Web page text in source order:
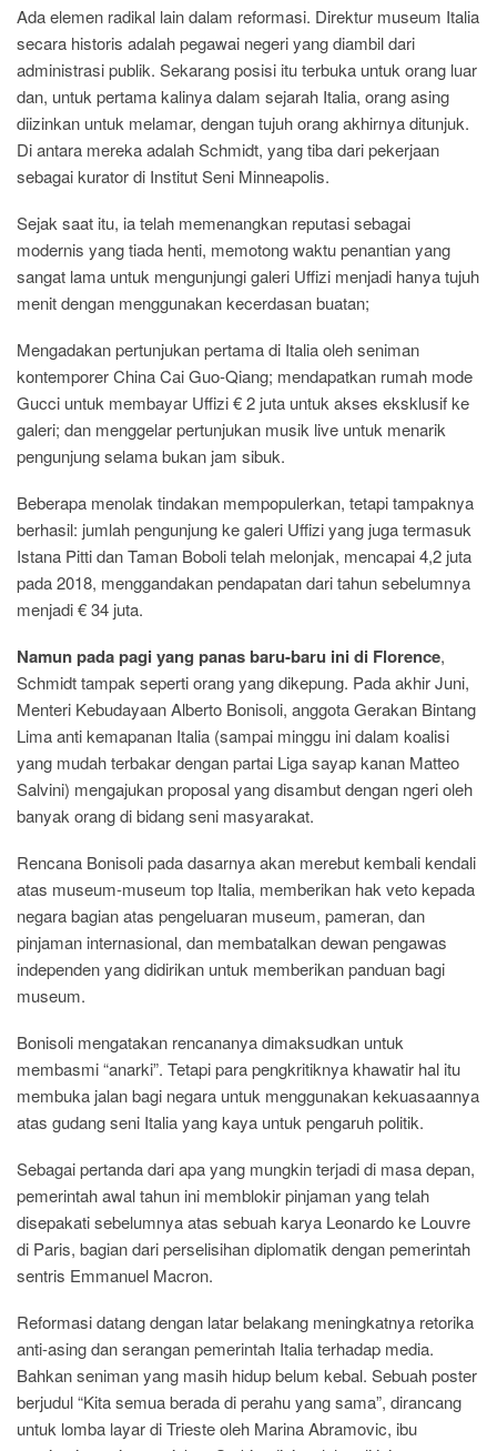
Ada elemen radikal lain dalam reformasi. Direktur museum Italia
secara historis adalah pegawai negeri yang diambil dari
administrasi publik. Sekarang posisi itu terbuka untuk orang luar
dan, untuk pertama kalinya dalam sejarah Italia, orang asing
diizinkan untuk melamar, dengan tujuh orang akhirnya ditunjuk.
Di antara mereka adalah Schmidt, yang tiba dari pekerjaan
sebagai kurator di Institut Seni Minneapolis.
Sejak saat itu, ia telah memenangkan reputasi sebagai
modernis yang tiada henti, memotong waktu penantian yang
sangat lama untuk mengunjungi galeri Uffizi menjadi hanya tujuh
menit dengan menggunakan kecerdasan buatan;
Mengadakan pertunjukan pertama di Italia oleh seniman
kontemporer China Cai Guo-Qiang; mendapatkan rumah mode
Gucci untuk membayar Uffizi € 2 juta untuk akses eksklusif ke
galeri; dan menggelar pertunjukan musik live untuk menarik
pengunjung selama bukan jam sibuk.
Beberapa menolak tindakan mempopulerkan, tetapi tampaknya
berhasil: jumlah pengunjung ke galeri Uffizi yang juga termasuk
Istana Pitti dan Taman Boboli telah melonjak, mencapai 4,2 juta
pada 2018, menggandakan pendapatan dari tahun sebelumnya
menjadi € 34 juta.
Namun pada pagi yang panas baru-baru ini di Florence,
Schmidt tampak seperti orang yang dikepung. Pada akhir Juni,
Menteri Kebudayaan Alberto Bonisoli, anggota Gerakan Bintang
Lima anti kemapanan Italia (sampai minggu ini dalam koalisi
yang mudah terbakar dengan partai Liga sayap kanan Matteo
Salvini) mengajukan proposal yang disambut dengan ngeri oleh
banyak orang di bidang seni masyarakat.
Rencana Bonisoli pada dasarnya akan merebut kembali kendali
atas museum-museum top Italia, memberikan hak veto kepada
negara bagian atas pengeluaran museum, pameran, dan
pinjaman internasional, dan membatalkan dewan pengawas
independen yang didirikan untuk memberikan panduan bagi
museum.
Bonisoli mengatakan rencananya dimaksudkan untuk
membasmi “anarki”. Tetapi para pengkritiknya khawatir hal itu
membuka jalan bagi negara untuk menggunakan kekuasaannya
atas gudang seni Italia yang kaya untuk pengaruh politik.
Sebagai pertanda dari apa yang mungkin terjadi di masa depan,
pemerintah awal tahun ini memblokir pinjaman yang telah
disepakati sebelumnya atas sebuah karya Leonardo ke Louvre
di Paris, bagian dari perselisihan diplomatik dengan pemerintah
sentris Emmanuel Macron.
Reformasi datang dengan latar belakang meningkatnya retorika
anti-asing dan serangan pemerintah Italia terhadap media.
Bahkan seniman yang masih hidup belum kebal. Sebuah poster
berjudul “Kita semua berada di perahu yang sama”, dirancang
untuk lomba layar di Trieste oleh Marina Abramovic, ibu